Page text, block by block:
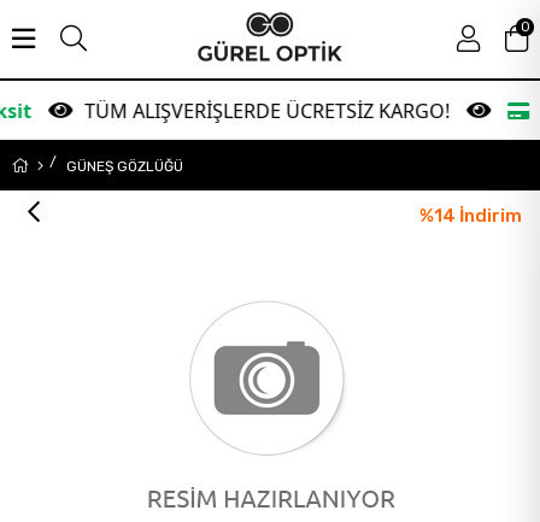
TÜM ALIŞVERİŞLERDE ÜCRETSİZ KARGO!
0
GÜNEŞ GÖZLÜĞÜ
%14 İndirim